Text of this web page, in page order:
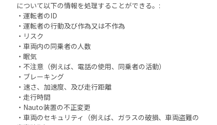
について以下の情報を処理することができる。:
・運転者のID
・運転者の行動及び作為又は不作為
・リスク
・車両内の同乗者の人数
・眠気
・不注意（例えば、電話の使用、同乗者の活動）
・ブレーキング
・速さ、加速度、及び走行距離
・走行時間
・Nauto装置の不正変更
・車両のセキュリティ（例えば、ガラスの破損、車両盗難の